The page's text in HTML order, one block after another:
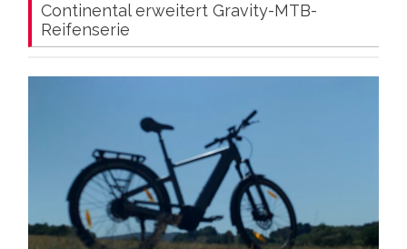
Continental erweitert Gravity-MTB-
Reifenserie